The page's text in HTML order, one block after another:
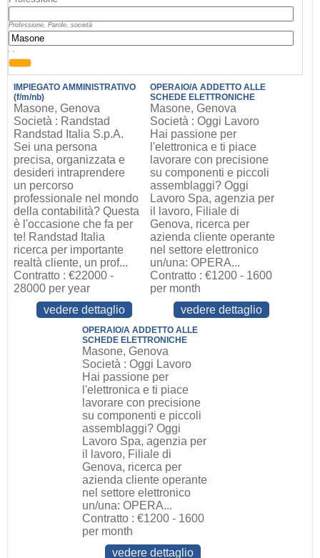
Professione, Parole, società
, ,
IMPIEGATO AMMINISTRATIVO
(f/m/nb)
Masone, Genova
Società : Randstad
Randstad Italia S.p.A.
Sei una persona
precisa, organizzata e
desideri intraprendere
un percorso
professionale nel mondo
della contabilità? Questa
è l'occasione che fa per
te! Randstad Italia
ricerca per importante
realtà cliente, un prof...
Contratto : €22000 -
28000 per year
vedere dettaglio
OPERAIO/A ADDETTO ALLE
SCHEDE ELETTRONICHE
Masone, Genova
Società : Oggi Lavoro
Hai passione per
l'elettronica e ti piace
lavorare con precisione
su componenti e piccoli
assemblaggi? Oggi
Lavoro Spa, agenzia per
il lavoro, Filiale di
Genova, ricerca per
azienda cliente operante
nel settore elettronico
un/una: OPERA...
Contratto : €1200 - 1600
per month
vedere dettaglio
OPERAIO/A ADDETTO ALLE
SCHEDE ELETTRONICHE
Masone, Genova
Società : Oggi Lavoro
Hai passione per
l'elettronica e ti piace
lavorare con precisione
su componenti e piccoli
assemblaggi? Oggi
Lavoro Spa, agenzia per
il lavoro, Filiale di
Genova, ricerca per
azienda cliente operante
nel settore elettronico
un/una: OPERA...
Contratto : €1200 - 1600
per month
vedere dettaglio